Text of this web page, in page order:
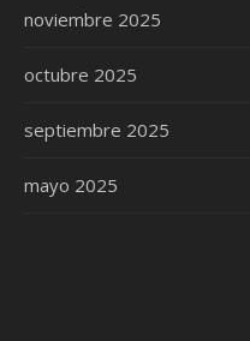
noviembre 2025
octubre 2025
septiembre 2025
mayo 2025